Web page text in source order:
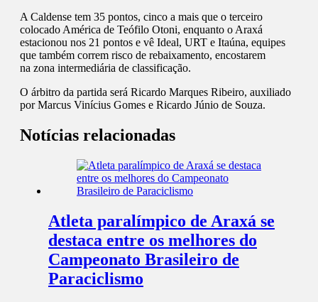
A Caldense tem 35 pontos, cinco a mais que o terceiro
colocado América de Teófilo Otoni, enquanto o Araxá
estacionou nos 21 pontos e vê Ideal, URT e Itaúna, equipes
que também correm risco de rebaixamento, encostarem
na zona intermediária de classificação.
O árbitro da partida será Ricardo Marques Ribeiro, auxiliado
por Marcus Vinícius Gomes e Ricardo Júnio de Souza.
Notícias relacionadas
Atleta paralímpico de Araxá se
destaca entre os melhores do
Campeonato Brasileiro de
Paraciclismo